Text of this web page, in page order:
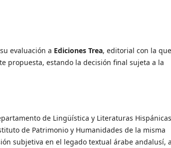
evaluación a Ediciones Trea, editorial con la
propuesta, estando la decisión final sujeta a la
de Lingüística y Literaturas
de Patrimonio y Humanidades de la misma
subjetiva en el legado textual árabe andalusí,